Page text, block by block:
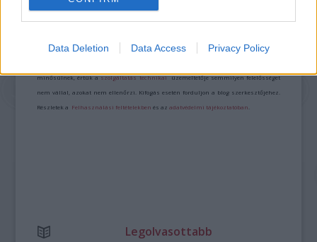
Data Deletion Data Access Privacy Policy
Kommentek:
minősülnek, értük aszolgáltatás technikaiüzemeltetője semmilyen felelősséget
nem vállal, azokat nem ellenőrzi. Kifogás esetén forduljon a blog szerkesztőjéhez.
Részletek a Felhasználási feltételekben és azadatvédelmi tájékoztatóban
Legolvasottabb